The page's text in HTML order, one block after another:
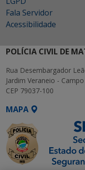
Fala Servidor
Acessibilidade
POLÍCIA CIVIL DE
Rua Desembargador
Jardim Veraneio -
CEP 79037-100
MAPA